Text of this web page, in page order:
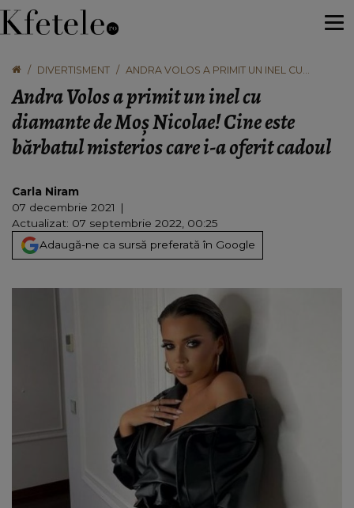
DIVERTISMENT
ANDRA VOLOS A PRIMIT UN INEL CU
BĂRBATUL MISTERIOS CARE I-A OFERIT
CADOUL
Andra Volos a primit un inel cu
diamante de Moș Nicolae! Cine este
bărbatul misterios care i-a oferit cadoul
Carla Niram
07 decembrie 2021
Actualizat: 07 septembrie 2022, 00:25
Adaugă-ne ca sursă preferată în Google